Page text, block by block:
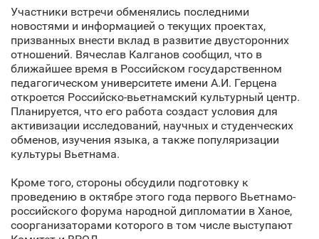
Участники встречи обменялись последними
новостями и информацией о текущих проектах,
призванных внести вклад в развитие двусторонних
отношений. Вячеслав Калганов сообщил, что в
ближайшее время в Российском государственном
педагогическом университете имени А.И. Герцена
откроется Российско-вьетнамский культурный центр.
Планируется, что его работа создаст условия для
активизации исследований, научных и студенческих
обменов, изучения языка, а также популяризации
культуры Вьетнама.
Кроме того, стороны обсудили подготовку к
проведению в октябре этого года первого Вьетнамо-
российского форума народной дипломатии в Ханое,
соорганизаторами которого в том числе выступают